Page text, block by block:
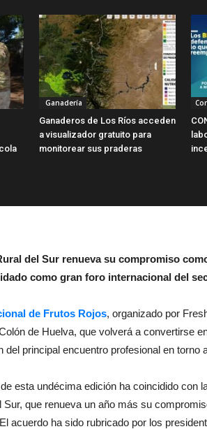
Ganadería
Ganaderos de Los Ríos acceden
a visualizador gratuito para
monitorear sus praderas
del Sur renueva su compromiso
como gran foro internacional del
de Frutos Rojos, organizado por
de Huelva, que volverá a convertirse
del principal encuentro profesional en torno
esta undécima edición ha coincidido con
Sur, que renueva un año más su
acuerdo ha sido rubricado por los